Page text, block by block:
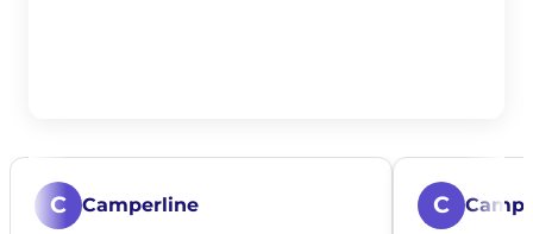
C Camperline C